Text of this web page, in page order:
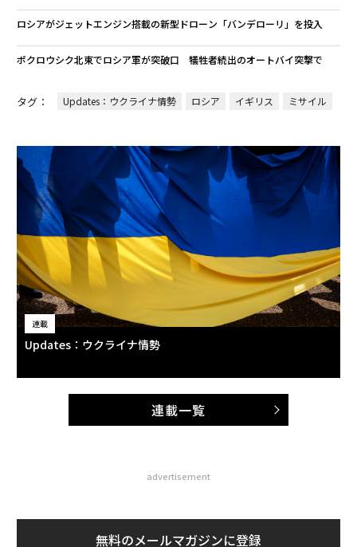
ロシアがジェットエンジン搭載の新型ドローン「バンデローリ」を投入
ポクロウシク北東でロシア軍が突破口 犠牲者続出のオートバイ突撃で
タグ： Updates：ウクライナ情勢 ロシア イギリス ミサイル
連載
Updates：ウクライナ情勢
連載一覧
advertisement
無料のメールマガジンに登録